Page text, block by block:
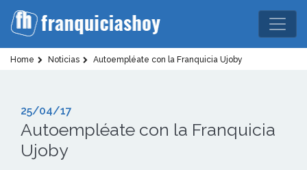
Home Noticias Autoempléate con la Franquicia Ujoby
25/04/17
Autoempléate con la Franquicia
Ujoby